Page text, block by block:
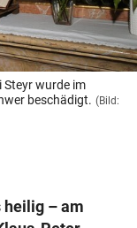
Steyr wurde im
beschädigt. (Bild:
heilig – am